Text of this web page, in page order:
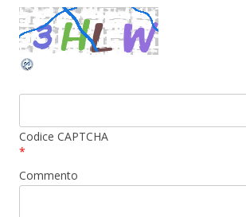
Codice CAPTCHA
*
Commento